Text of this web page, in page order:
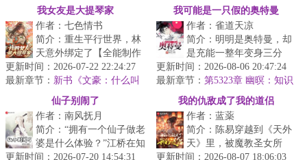
我女友是大提琴家
作者：七色情书
简介：重生平行世界，林
天意外绑定了【全能制作
人】系统，只要绑定搭
档，将其培养成超级“偶
像”，自己就...
更新时间：2026-07-22 22:24:27
最新章节： 新书《文豪：什么叫
别人家的孩子啊》已发~
我可能是一只假的奥特曼
作者：雀道天凉
简介：明明是奥特曼，却
是充能一整年变身三分
钟？明明是奥特曼，却成
了口袋妖怪训练家？明明
是奥特曼，却...
更新时间：2026-08-06 20:47:24
最新章节： 第5323章 幽暝：知识
付费，得加钱！
仙子别闹了
作者：南风抚月
简介：“拥有一个仙子做老
婆是什么体验？”江桥在知
乎上看到这个问题，边哭
更新时间：2026-07-20 14:54:31
我的仇敌成了我的道侣
作者：蓝薬
简介：陈易穿越到《天外
天》里，被魔教圣女所
杀，一觉醒来，又回到了
更新时间：2026-08-07 18:06:03